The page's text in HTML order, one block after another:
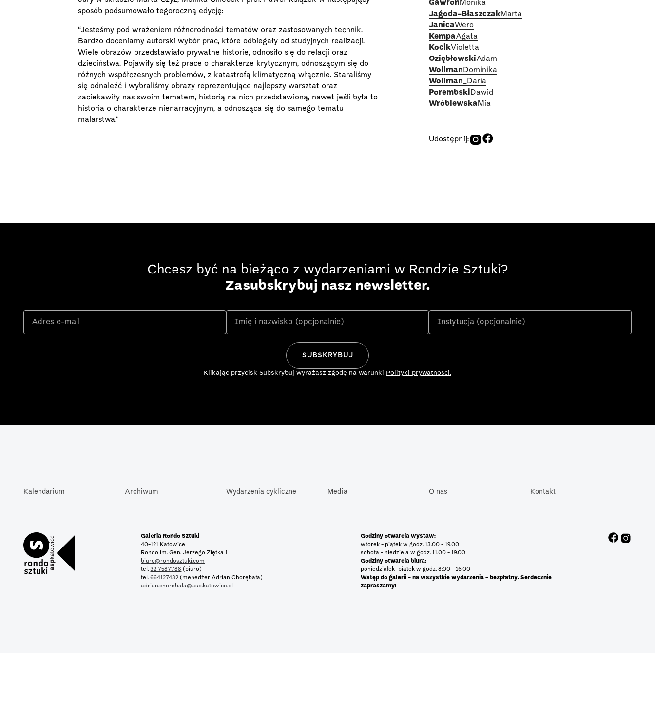
sposób podsumowało tegoroczną edycję:
“Jesteśmy pod wrażeniem różnorodności tematów oraz zastosowanych technik.
Bardzo doceniamy autorski wybór prac, które odbiegały od studyjnych realizacji.
Wiele obrazów przedstawiało prywatne historie, odnosiło się do relacji oraz
dzieciństwa. Pojawiły się też prace o charakterze krytycznym, odnoszącym się do
różnych współczesnych problemów, z katastrofą klimatyczną włącznie. Staraliśmy
się odnaleźć i wybraliśmy obrazy reprezentujące najlepszy warsztat oraz
zaciekawiły nas swoim tematem, historią na nich przedstawioną, nawet jeśli była to
historia o charakterze nienarracyjnym, a odnosząca się do samego tematu
malarstwa.”
GawronMonika
Jagoda-BłaszczakMarta
JanicaWero
KempaAgata
KocikVioletta
OziębłowskiAdam
WollmanDominika
Wollman_Daria
PorembskiDawid
WróblewskaMia
Udostępnij:
Chcesz być na bieżąco z wydarzeniami w Rondzie Sztuki?
Zasubskrybuj nasz newsletter.
Klikając przycisk Subskrybuj wyrażasz zgodę na warunki Polityki prywatności.
Kalendarium Archiwum Wydarzenia cykliczne Media O nas Kontakt
Galeria Rondo Sztuki
40-121 Katowice
Rondo im. Gen. Jerzego Ziętka 1
biuro@rondosztuki.com
tel.32 7587788 (biuro)
tel.664127432 (menedżer Adrian Chorębała)
adrian.chorebala@asp.katowice.pl
Godziny otwarcia wystaw:
wtorek - piątek w godz. 13.00 - 19.00
sobota - niedziela w godz. 11.00 - 19.00
Godziny otwarcia biura:
poniedziałek- piątek w godz. 8:00 - 16:00
Wstęp do galerii - na wszystkie wydarzenia - bezpłatny. Serdecznie
zapraszamy!